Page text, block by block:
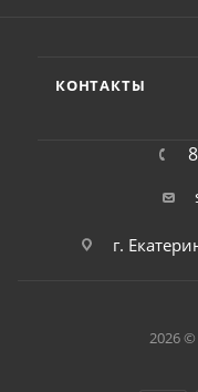
КОНТАКТЫ
г.
2026